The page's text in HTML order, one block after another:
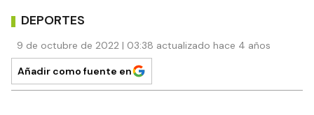
DEPORTES
9 de octubre de 2022 | 03:38 actualizado hace 4 años
Añadir como fuente en